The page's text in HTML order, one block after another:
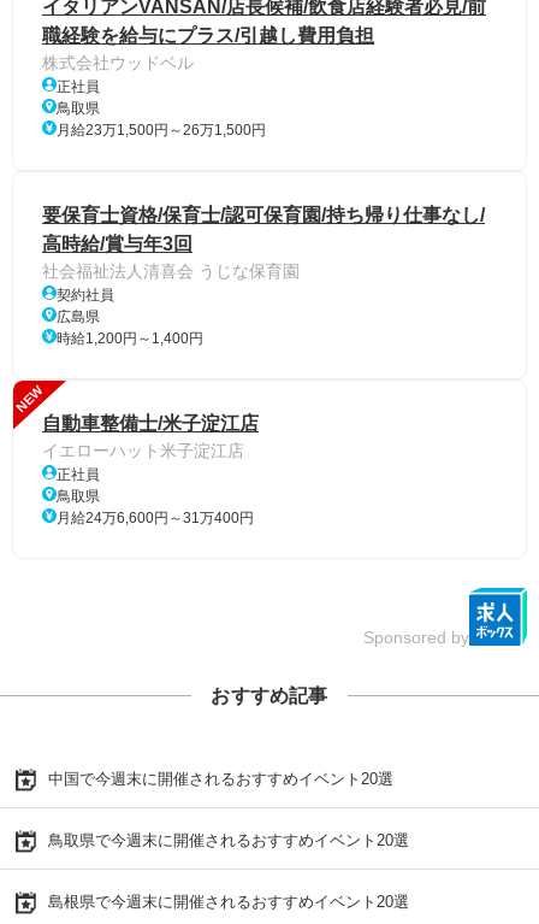
イタリアンVANSAN/店長候補/飲食店経験者必見/前
職経験を給与にプラス/引越し費用負担
株式会社ウッドベル
正社員
鳥取県
月給23万1,500円～26万1,500円
要保育士資格/保育士/認可保育園/持ち帰り仕事なし/
高時給/賞与年3回
社会福祉法人清喜会 うじな保育園
契約社員
広島県
時給1,200円～1,400円
NEW
自動車整備士/米子淀江店
イエローハット米子淀江店
正社員
鳥取県
月給24万6,600円～31万400円
Sponsored by
おすすめ記事
中国で今週末に開催されるおすすめイベント20選
鳥取県で今週末に開催されるおすすめイベント20選
島根県で今週末に開催されるおすすめイベント20選